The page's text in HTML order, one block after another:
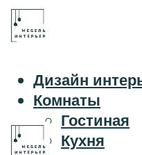
Дизайн
Комнаты
Гостиная
Кухня